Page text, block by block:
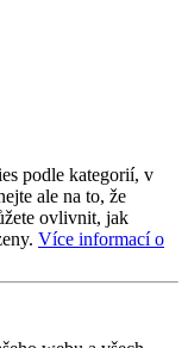
podle kategorií, v
ale na to, že
ovlivnit, jak
Více informací o